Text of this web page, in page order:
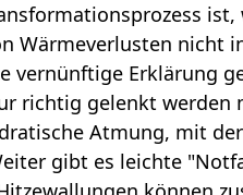
Wärmeverlusten nicht
vernünftige Erklärung
richtig gelenkt
Atmung, mit
gibt es leichte